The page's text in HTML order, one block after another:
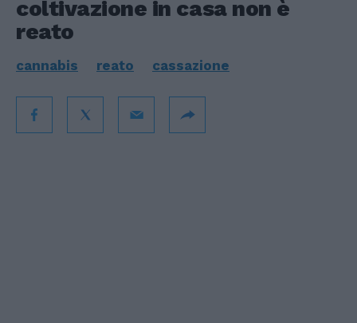
coltivazione in casa non è
reato
cannabis reato cassazione